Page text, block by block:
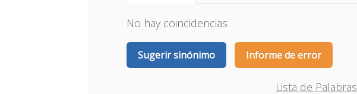
No hay coincidencias
Sugerir sinónimo Informe de error
Lista de Palabras